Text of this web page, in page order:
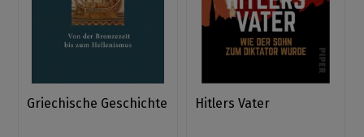
Griechische Geschichte Hitlers Vater